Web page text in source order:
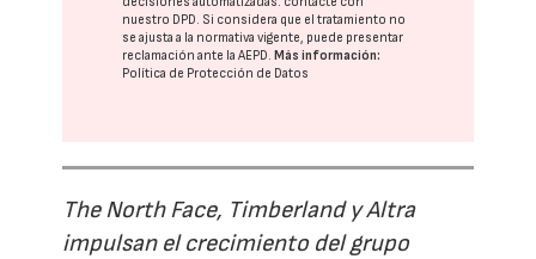
nuestro DPD. Si considera que el tratamiento no
se ajusta a la normativa vigente, puede presentar
reclamación ante laAEPD.Más información:
Política de Protección de Datos
The North Face, Timberland y Altra
impulsan el crecimiento del grupo